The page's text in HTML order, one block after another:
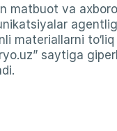
matbuot va
materiallarni
saytiga